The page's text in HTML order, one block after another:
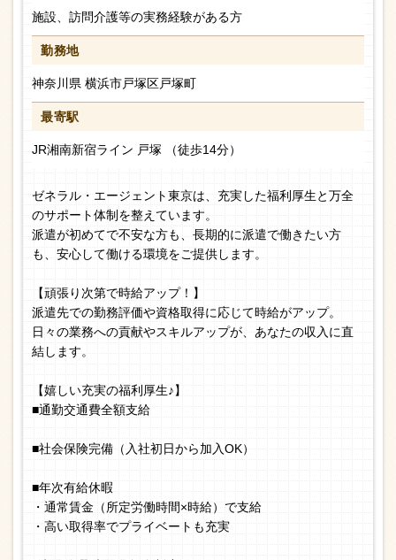
施設、訪問介護等の実務経験がある方
勤務地
神奈川県 横浜市戸塚区戸塚町
最寄駅
JR湘南新宿ライン 戸塚 （徒歩14分）
ゼネラル・エージェント東京は、充実した福利厚生と万全
のサポート体制を整えています。
派遣が初めてで不安な方も、長期的に派遣で働きたい方
も、安心して働ける環境をご提供します。
【頑張り次第で時給アップ！】
派遣先での勤務評価や資格取得に応じて時給がアップ。
日々の業務への貢献やスキルアップが、あなたの収入に直
結します。
【嬉しい充実の福利厚生♪】
■通勤交通費全額支給
■社会保険完備（入社初日から加入OK）
■年次有給休暇
・通常賃金（所定労働時間×時給）で支給
・高い取得率でプライベートも充実